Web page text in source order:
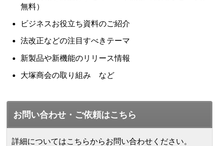
無料）
ビジネスお役立ち資料のご紹介
法改正などの注目すべきテーマ
新製品や新機能のリリース情報
大塚商会の取り組み など
お問い合わせ・ご依頼はこちら
詳細についてはこちらからお問い合わせください。